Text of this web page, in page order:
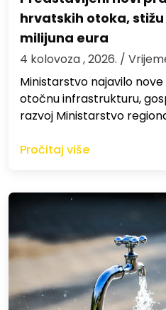
hrvatskih otoka,
milijuna eura
4 kolovoza , 2026. /
Ministarstvo najavilo
otočnu infrastrukturu,
razvoj Ministarstvo
Pročitaj više